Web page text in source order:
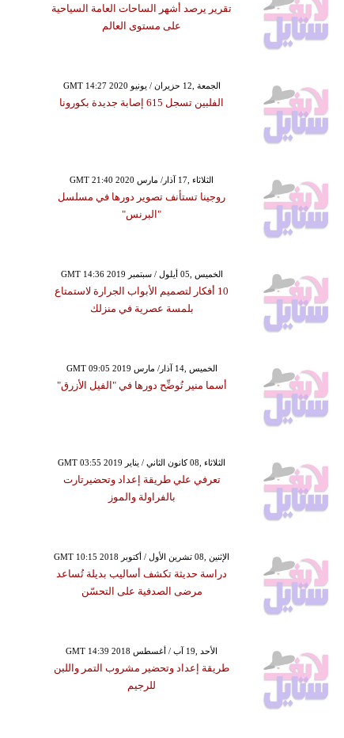
تقرير يرصد أشهر الساحات العامة السياحية
على مستوى العالم
GMT 14:27 2020 الجمعة ,12 حزيران / يونيو
الفلبين تسجل 615 إصابة جديدة بكورونا
GMT 21:40 2020 الثلاثاء ,17 آذار/ مارس
روجينا تستأنف تصوير دورها في مسلسل
"البرنس"
GMT 14:36 2019 الخميس ,05 أيلول / سبتمبر
10 أفكار لتصميم الأبواب الجرارة لاستمتاع
بلمسة عصرية في منزلك
GMT 09:05 2019 الخميس ,14 آذار/ مارس
أسما منير تُوضِّح دورها في "الفيل الأزرق"
GMT 03:55 2019 الثلاثاء ,08 كانون الثاني / يناير
تعرفي علي طريقة إعداد وتحضيرتارت
بالفراولة والموز
GMT 10:15 2018 الإثنين ,08 تشرين الأول / أكتوبر
دراسة حديثة تكشف أساليب بديلة تُساعد
مرضى الصدفية على التحسّن
GMT 14:39 2018 الأحد ,19 آب / أغسطس
طريقة إعداد وتحضير مشروب التمر واللبن
للرجيم